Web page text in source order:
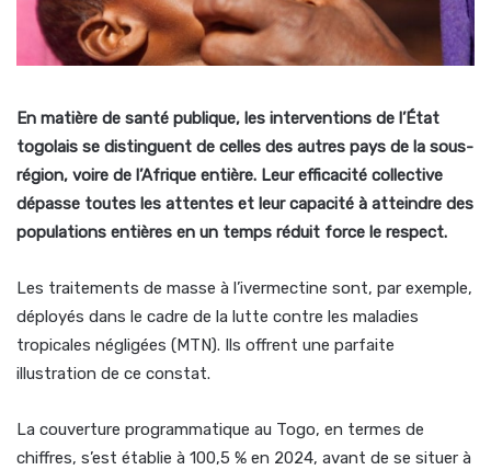
En matière de santé publique, les interventions de l’État
togolais se distinguent de celles des autres pays de la sous-
région, voire de l’Afrique entière. Leur efficacité collective
dépasse toutes les attentes et leur capacité à atteindre des
populations entières en un temps réduit force le respect.
Les traitements de masse à l’ivermectine sont, par exemple,
déployés dans le cadre de la lutte contre les maladies
tropicales négligées (MTN). Ils offrent une parfaite
illustration de ce constat.
La couverture programmatique au Togo, en termes de
chiffres, s’est établie à 100,5 % en 2024, avant de se situer à